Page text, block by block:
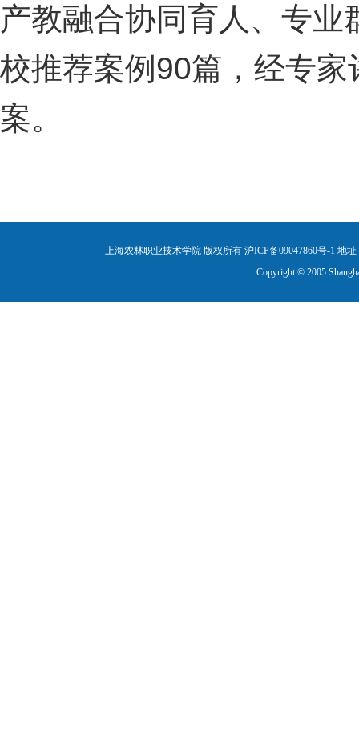
产教融合协同育人、专
校推荐案例90篇，经专
案。
上海农林职业技术学院 版权所有 沪ICP备09047860号-1 地址
Copyright © 2005